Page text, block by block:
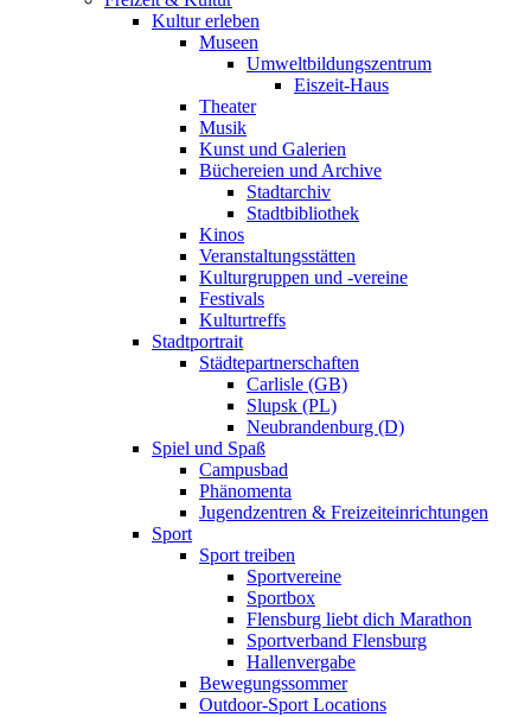
Kultur erleben
Museen
Umweltbildungszentrum
Eiszeit-Haus
Theater
Musik
Kunst und Galerien
Büchereien und Archive
Stadtarchiv
Stadtbibliothek
Kinos
Veranstaltungsstätten
Kulturgruppen und -vereine
Festivals
Kulturtreffs
Stadtportrait
Städtepartnerschaften
Carlisle (GB)
Slupsk (PL)
Neubrandenburg (D)
Spiel und Spaß
Campusbad
Phänomenta
Jugendzentren & Freizeiteinrichtungen
Sport
Sport treiben
Sportvereine
Sportbox
Flensburg liebt dich Marathon
Sportverband Flensburg
Hallenvergabe
Bewegungssommer
Outdoor-Sport Locations